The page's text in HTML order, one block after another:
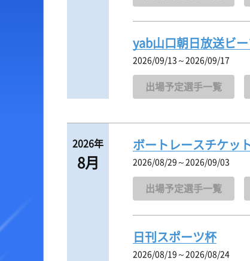
yab山口朝日放送ビ
2026/09/13～2026/09/17
出場予定選手一覧
2026年
8月
ボートレースチケッ
2026/08/29～2026/09/03
出場予定選手一覧
日刊スポーツ杯
2026/08/19～2026/08/24